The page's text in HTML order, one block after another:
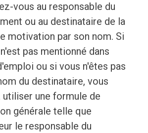
vous au responsable du
ou au destinataire de la
motivation par son nom. Si
pas mentionné dans
ou si vous n'êtes pas
du destinataire, vous
utiliser une formule de
générale telle que
le responsable du